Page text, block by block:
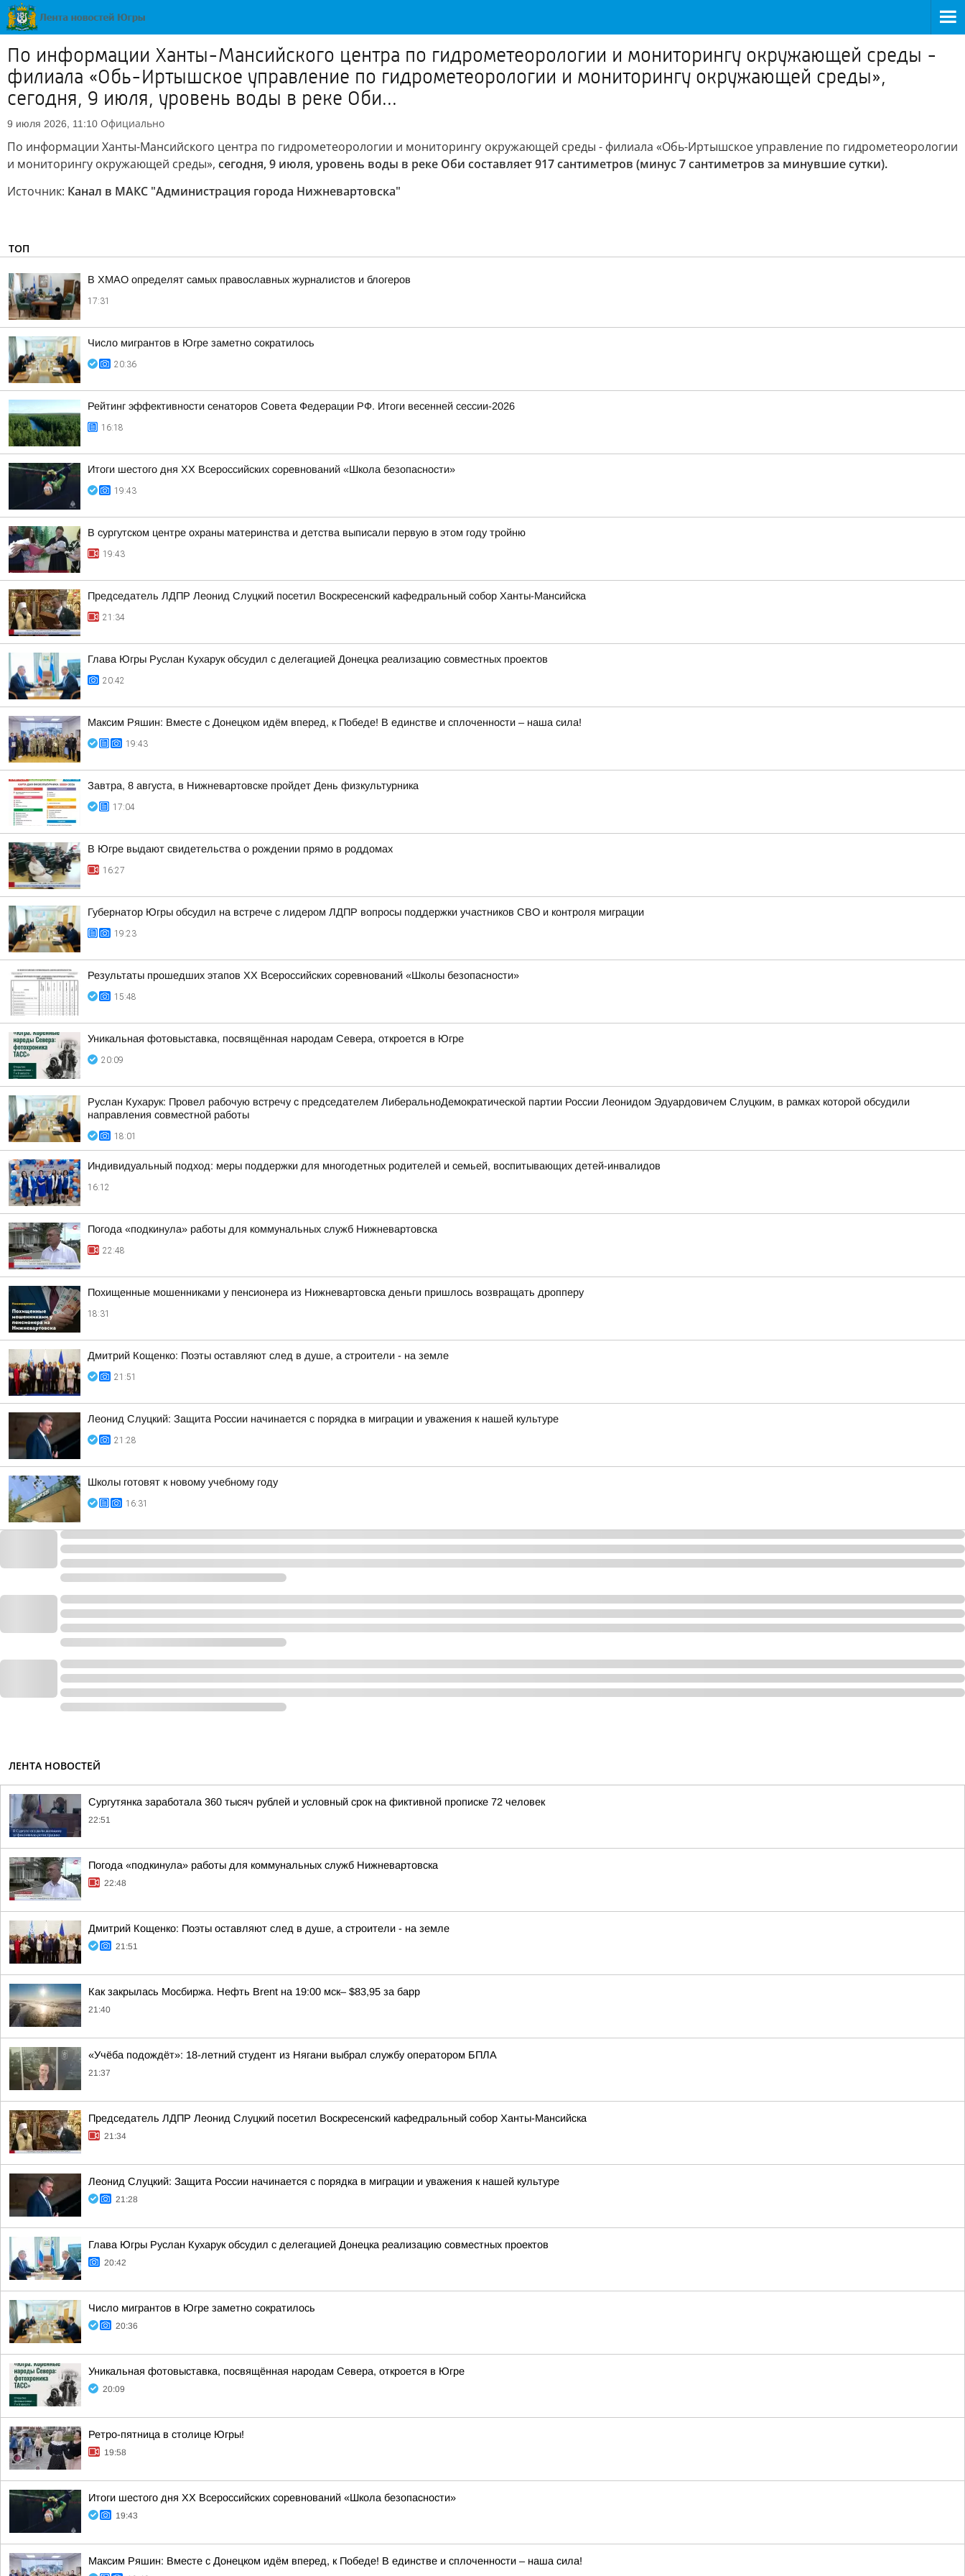
По информации Ханты-Мансийского центра по гидрометеорологии и мониторингу окружающей среды -
филиала «Обь-Иртышское управление по гидрометеорологии и мониторингу окружающей среды»,
сегодня, 9 июля, уровень воды в реке Оби...
9 июля 2026, 11:10 Официально
По информации Ханты-Мансийского центра по гидрометеорологии и мониторингу окружающей среды - филиала «Обь-Иртышское управление по гидрометеорологии
и мониторингу окружающей среды», сегодня, 9 июля, уровень воды в реке Оби составляет 917 сантиметров (минус 7 сантиметров за минувшие сутки).
Источник: Канал в МАКС "Администрация города Нижневартовска"
ТОП
В ХМАО определят самых православных журналистов и блогеров
17:31
Число мигрантов в Югре заметно сократилось
20:36
Рейтинг эффективности сенаторов Совета Федерации РФ. Итоги весенней сессии-2026
16:18
Итоги шестого дня XX Всероссийских соревнований «Школа безопасности»
19:43
В сургутском центре охраны материнства и детства выписали первую в этом году тройню
19:43
Председатель ЛДПР Леонид Слуцкий посетил Воскресенский кафедральный собор Ханты-Мансийска
21:34
Глава Югры Руслан Кухарук обсудил с делегацией Донецка реализацию совместных проектов
20:42
Максим Ряшин: Вместе с Донецком идём вперед, к Победе! В единстве и сплоченности – наша сила!
19:43
Завтра, 8 августа, в Нижневартовске пройдет День физкультурника
17:04
В Югре выдают свидетельства о рождении прямо в роддомах
16:27
Губернатор Югры обсудил на встрече с лидером ЛДПР вопросы поддержки участников СВО и контроля миграции
19:23
Результаты прошедших этапов ХХ Всероссийских соревнований «Школы безопасности»
15:48
Уникальная фотовыставка, посвящённая народам Севера, откроется в Югре
20:09
Руслан Кухарук: Провел рабочую встречу с председателем ЛиберальноДемократической партии России Леонидом Эдуардовичем Слуцким, в рамках которой обсудили
направления совместной работы
18:01
Индивидуальный подход: меры поддержки для многодетных родителей и семьей, воспитывающих детей-инвалидов
16:12
Погода «подкинула» работы для коммунальных служб Нижневартовска
22:48
Похищенные мошенниками у пенсионера из Нижневартовска деньги пришлось возвращать дропперу
18:31
Дмитрий Кощенко: Поэты оставляют след в душе, а строители - на земле
21:51
Леонид Слуцкий: Защита России начинается с порядка в миграции и уважения к нашей культуре
21:28
Школы готовят к новому учебному году
16:31
ЛЕНТА НОВОСТЕЙ
Сургутянка заработала 360 тысяч рублей и условный срок на фиктивной прописке 72 человек
22:51
Погода «подкинула» работы для коммунальных служб Нижневартовска
22:48
Дмитрий Кощенко: Поэты оставляют след в душе, а строители - на земле
21:51
Как закрылась Мосбиржа. Нефть Brent на 19:00 мск– $83,95 за барр
21:40
«Учёба подождёт»: 18-летний студент из Нягани выбрал службу оператором БПЛА
21:37
Председатель ЛДПР Леонид Слуцкий посетил Воскресенский кафедральный собор Ханты-Мансийска
21:34
Леонид Слуцкий: Защита России начинается с порядка в миграции и уважения к нашей культуре
21:28
Глава Югры Руслан Кухарук обсудил с делегацией Донецка реализацию совместных проектов
20:42
Число мигрантов в Югре заметно сократилось
20:36
Уникальная фотовыставка, посвящённая народам Севера, откроется в Югре
20:09
Ретро-пятница в столице Югры!
19:58
Итоги шестого дня XX Всероссийских соревнований «Школа безопасности»
19:43
Максим Ряшин: Вместе с Донецком идём вперед, к Победе! В единстве и сплоченности – наша сила!